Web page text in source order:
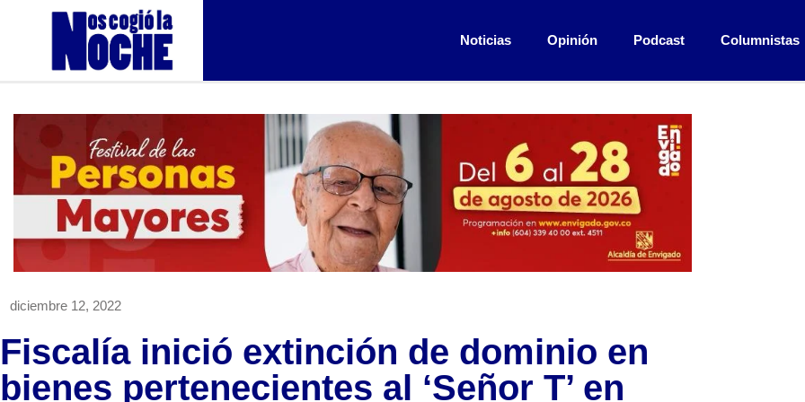
Noticias Opinión Podcast Columnistas
diciembre 12, 2022
Fiscalía inició extinción de dominio en
bienes pertenecientes al ‘Señor T’ en